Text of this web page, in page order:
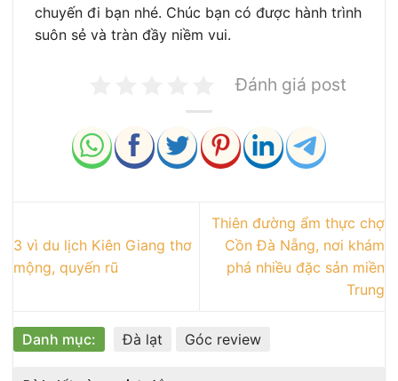
chuyến đi bạn nhé. Chúc bạn có được hành trình
suôn sẻ và tràn đầy niềm vui.
Đánh giá post
3 vì du lịch Kiên Giang thơ
mộng, quyến rũ
Thiên đường ẩm thực chợ
Cồn Đà Nẵng, nơi khám
phá nhiều đặc sản miền
Trung
Danh mục: Đà lạt Góc review